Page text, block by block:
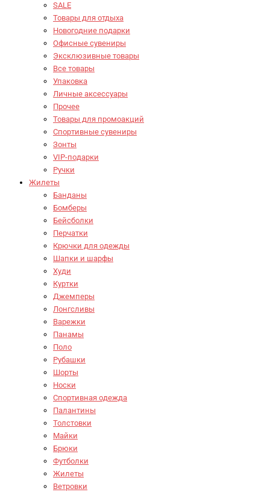
SALE
Товары для отдыха
Новогодние подарки
Офисные сувениры
Эксклюзивные товары
Все товары
Упаковка
Личные аксессуары
Прочее
Товары для промоакций
Спортивные сувениры
Зонты
VIP-подарки
Ручки
Жилеты
Банданы
Бомберы
Бейсболки
Перчатки
Крючки для одежды
Шапки и шарфы
Худи
Куртки
Джемперы
Лонгсливы
Варежки
Панамы
Поло
Рубашки
Шорты
Носки
Спортивная одежда
Палантины
Толстовки
Майки
Брюки
Футболки
Жилеты
Ветровки